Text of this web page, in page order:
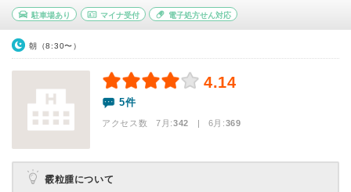
駐車場あり マイナ受付 電子処方せん対応
朝（8:30〜）
4.14
5件
アクセス数 7月:342 | 6月:369
霰粒腫について